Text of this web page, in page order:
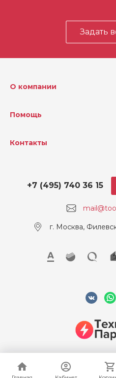
Задать
О компании
Помощь
Контакты
+7 (495) 740 36 15
г. Москва,
© 2026 ООО "Техника-